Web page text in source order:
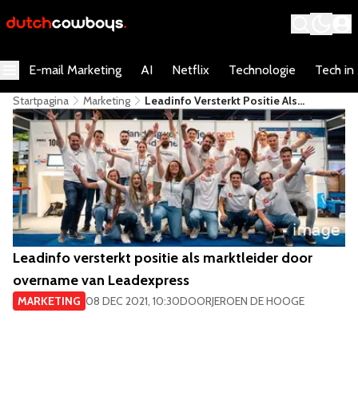
E-mail Marketing AI Netflix Technologie Tech in
Startpagina Marketing
Leadinfo Versterkt Positie Als
Marktleider Door Overname Van
Leadexpress
Leadinfo versterkt positie als marktleider door
overname van Leadexpress
MARKETING 08 DEC 2021, 10:30DOORJEROEN DE HOOGE